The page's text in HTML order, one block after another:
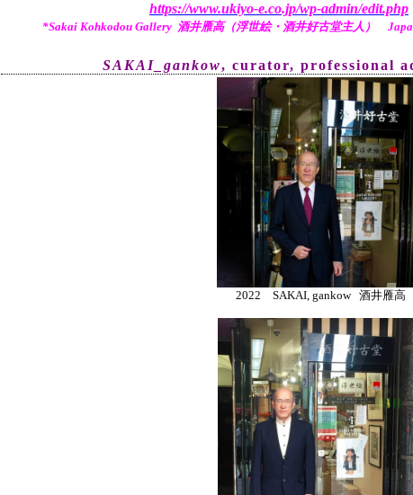
https://www.ukiyo-e.co.jp/wp-admin/edit.php
*Sakai Kohkodou Gallery 酒井雁高（浮世絵・酒井好古堂主人）
SAKAI_gankow, curator, professional
2022 SAKAI, gankow 酒井雁高